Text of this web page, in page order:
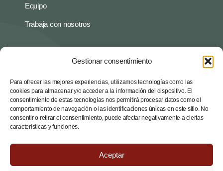
Gestionar consentimiento
Para ofrecer las mejores experiencias, utilizamos tecnologías como las
cookies para almacenar y/o acceder a la información del dispositivo. El
consentimiento de estas tecnologías nos permitirá procesar datos como el
comportamiento de navegación o las identificaciones únicas en este sitio. No
consentir o retirar el consentimiento, puede afectar negativamente a ciertas
características y funciones.
Aceptar
Equipo
Trabaja con nosotros
Aviso legal
Contacto
administracio@arc-associats.net